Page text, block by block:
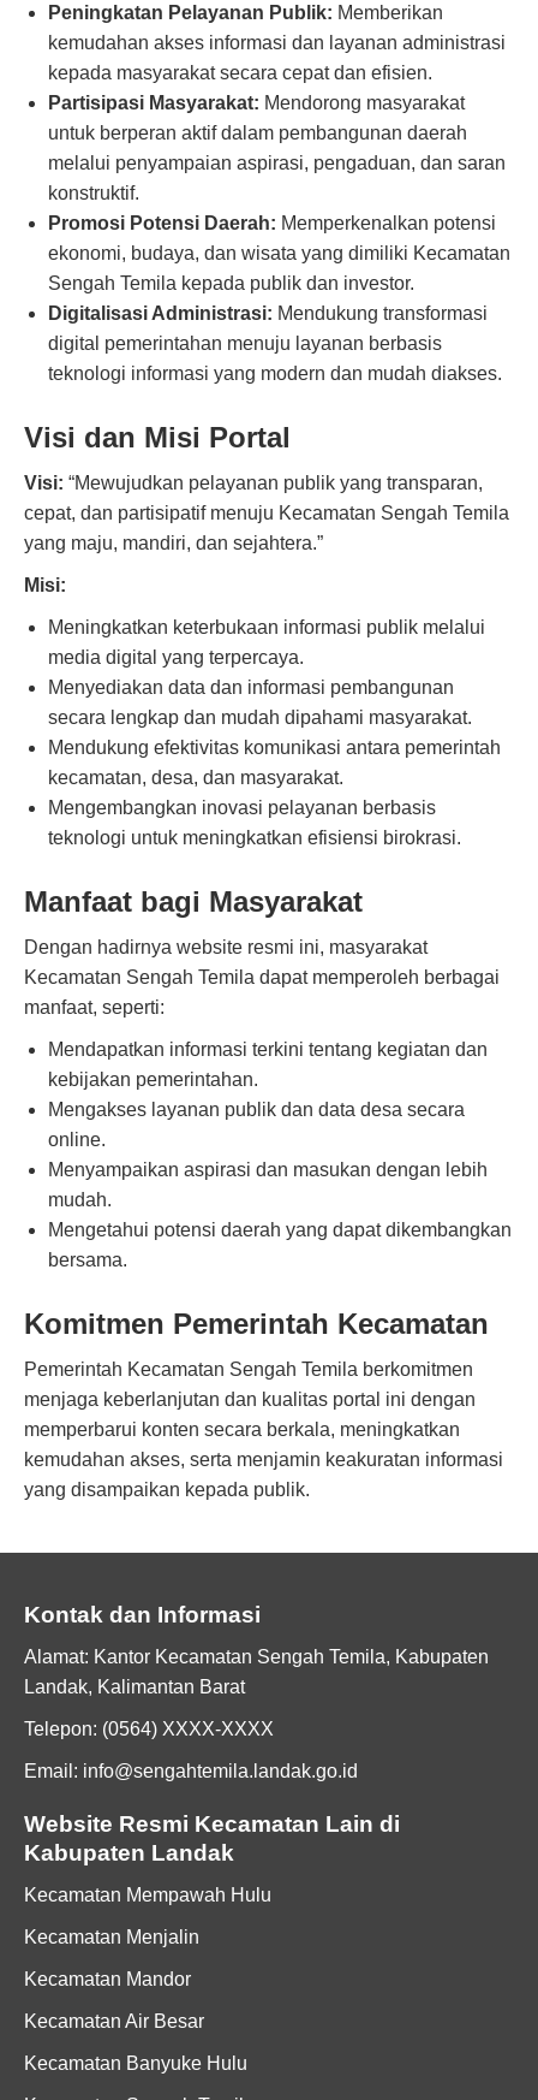
Peningkatan Pelayanan Publik: Memberikan
kemudahan akses informasi dan layanan administrasi
kepada masyarakat secara cepat dan efisien.
Partisipasi Masyarakat: Mendorong masyarakat
untuk berperan aktif dalam pembangunan daerah
melalui penyampaian aspirasi, pengaduan, dan saran
konstruktif.
Promosi Potensi Daerah: Memperkenalkan potensi
ekonomi, budaya, dan wisata yang dimiliki Kecamatan
Sengah Temila kepada publik dan investor.
Digitalisasi Administrasi: Mendukung transformasi
digital pemerintahan menuju layanan berbasis
teknologi informasi yang modern dan mudah diakses.
Visi dan Misi Portal
Visi: “Mewujudkan pelayanan publik yang transparan,
cepat, dan partisipatif menuju Kecamatan Sengah Temila
yang maju, mandiri, dan sejahtera.”
Misi:
Meningkatkan keterbukaan informasi publik melalui
media digital yang terpercaya.
Menyediakan data dan informasi pembangunan
secara lengkap dan mudah dipahami masyarakat.
Mendukung efektivitas komunikasi antara pemerintah
kecamatan, desa, dan masyarakat.
Mengembangkan inovasi pelayanan berbasis
teknologi untuk meningkatkan efisiensi birokrasi.
Manfaat bagi Masyarakat
Dengan hadirnya website resmi ini, masyarakat
Kecamatan Sengah Temila dapat memperoleh berbagai
manfaat, seperti:
Mendapatkan informasi terkini tentang kegiatan dan
kebijakan pemerintahan.
Mengakses layanan publik dan data desa secara
online.
Menyampaikan aspirasi dan masukan dengan lebih
mudah.
Mengetahui potensi daerah yang dapat dikembangkan
bersama.
Komitmen Pemerintah Kecamatan
Pemerintah Kecamatan Sengah Temila berkomitmen
menjaga keberlanjutan dan kualitas portal ini dengan
memperbarui konten secara berkala, meningkatkan
kemudahan akses, serta menjamin keakuratan informasi
yang disampaikan kepada publik.
Kontak dan Informasi
Alamat: Kantor Kecamatan Sengah Temila, Kabupaten
Landak, Kalimantan Barat
Telepon: (0564) XXXX-XXXX
Email: info@sengahtemila.landak.go.id
Website Resmi Kecamatan Lain di
Kabupaten Landak
Kecamatan Mempawah Hulu
Kecamatan Menjalin
Kecamatan Mandor
Kecamatan Air Besar
Kecamatan Banyuke Hulu